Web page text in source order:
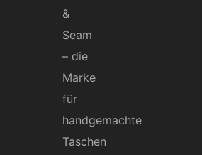
&
Seam
– die
Marke
für
handgemachte
Taschen